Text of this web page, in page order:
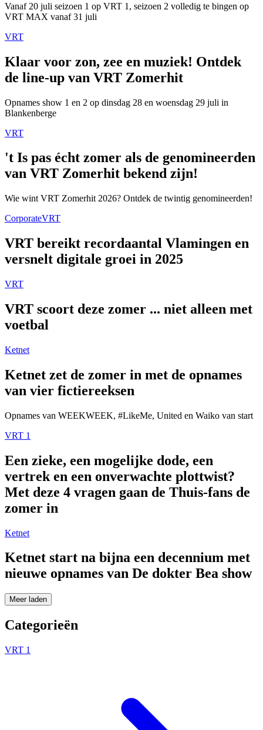
Vanaf 20 juli seizoen 1 op VRT 1, seizoen 2 volledig te bingen op
VRT MAX vanaf 31 juli
VRT
Klaar voor zon, zee en muziek! Ontdek
de line-up van VRT Zomerhit
Opnames show 1 en 2 op dinsdag 28 en woensdag 29 juli in
Blankenberge
VRT
't Is pas écht zomer als de genomineerden
van VRT Zomerhit bekend zijn!
Wie wint VRT Zomerhit 2026? Ontdek de twintig genomineerden!
CorporateVRT
VRT bereikt recordaantal Vlamingen en
versnelt digitale groei in 2025
VRT
VRT scoort deze zomer ... niet alleen met
voetbal
Ketnet
Ketnet zet de zomer in met de opnames
van vier fictiereeksen
Opnames van WEEKWEEK, #LikeMe, United en Waiko van start
VRT 1
Een zieke, een mogelijke dode, een
vertrek en een onverwachte plottwist?
Met deze 4 vragen gaan de Thuis-fans de
zomer in
Ketnet
Ketnet start na bijna een decennium met
nieuwe opnames van De dokter Bea show
Meer laden
Categorieën
VRT 1